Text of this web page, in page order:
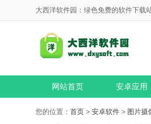
大西洋软件园：绿色免费的软件下载
网站首页 安卓应用
您的位置： 首页 > 安卓软件 > 图片摄